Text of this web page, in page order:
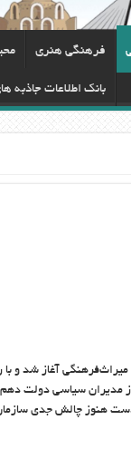
فرهنگی هنری
بانک اطلاعات جاذبه
آغاز شد و
مدیران سیاسی دولت
هنوز چالش جدی